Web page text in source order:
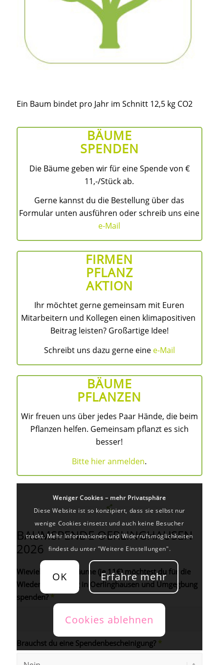
Ein Baum bindet pro Jahr im Schnitt 12,5 kg CO2
BÄUME
SPENDEN
Die Bäume geben wir für eine Spende von €
11,-/Stück ab.
Gerne kannst du die Bestellung über das
Formular unten ausführen oder schreib uns eine
e-Mail
FIRMEN
PFLANZ
AKTION
Ihr möchtet gerne gemeinsam mit Euren
Mitarbeitern und Kollegen einen klimapositiven
Beitrag leisten? Großartige Idee!
Schreibt uns dazu gerne eine e-Mail
BÄUME
PFLANZEN
Wir freuen uns über jedes Paar Hände, die beim
Pflanzen helfen. Gemeinsam pflanzt es sich
besser!
Bitte hier anmelden.
BAUMSPENDE OERLINGHAUSEN
2026
Wieviele Aktionsbäume (je 11€) möchtest du für die
WIederaufforstung in Oerlinghausen und Umgegbung
spenden?*
Brauchst du eine Spendenbescheinigung? *
Weniger Cookies – mehr Privatsphäre
Diese Website ist so konzipiert, dass sie selbst nur
wenige Cookies einsetzt und auch keine Besucher
trackt. Mehr Informationen und Widerrufsmöglichkeiten
findest du unter "Weitere Einstellungen".
OK Erfahre mehr
Cookies ablehnen